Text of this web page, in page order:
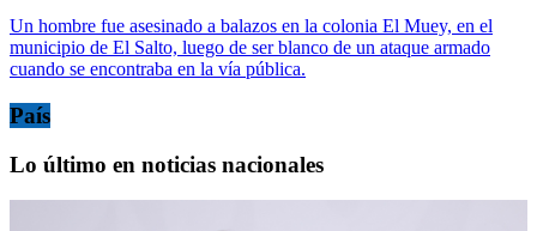
Un hombre fue asesinado a balazos en la colonia El Muey, en el
municipio de El Salto, luego de ser blanco de un ataque armado
cuando se encontraba en la vía pública.
País
Lo último en noticias nacionales